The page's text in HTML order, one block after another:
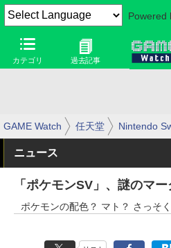
Powered
カテゴリ 過去記事
GAME Watch 任天堂 Nintendo
ニュース
「ポケモンSV」、謎のマ
ポケモンの配色？ マト？ さっそ